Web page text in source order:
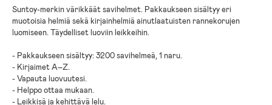
Suntoy-merkin värikkäät savihelmet. Pakkaukseen sisältyy eri
muotoisia helmiä sekä kirjainhelmiä ainutlaatuisten rannekorujen
luomiseen. Täydelliset luoviin leikkeihin.
- Pakkaukseen sisältyy: 3200 savihelmeä, 1 naru.
- Kirjaimet A–Z.
- Vapauta luovuutesi.
- Helppo ottaa mukaan.
- Leikkisä ja kehittävä lelu.